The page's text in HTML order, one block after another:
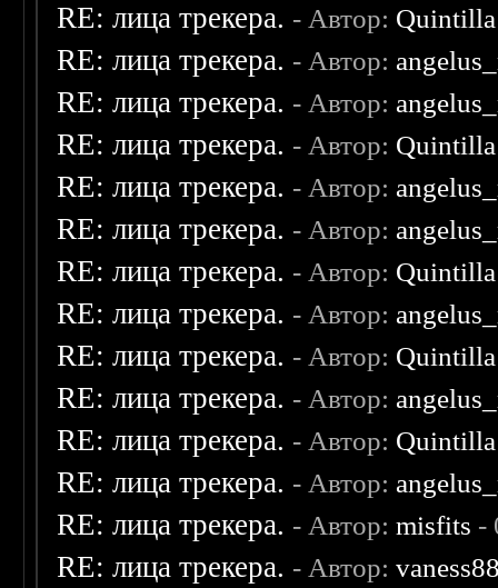
RE: лица трекера. - Автор: Quintilla
RE: лица трекера. - Автор:
RE: лица трекера. - Автор:
RE: лица трекера. - Автор: Quintilla
RE: лица трекера. - Автор:
RE: лица трекера. - Автор:
RE: лица трекера. - Автор: Quintilla
RE: лица трекера. - Автор:
RE: лица трекера. - Автор: Quintilla
RE: лица трекера. - Автор:
RE: лица трекера. - Автор: Quintilla
RE: лица трекера. - Автор:
RE: лица трекера. - Автор:misfits -
RE: лица трекера. - Автор: